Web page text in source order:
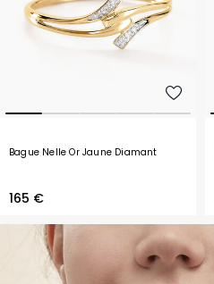
Bague Nelle Or Jaune Diamant
165 €